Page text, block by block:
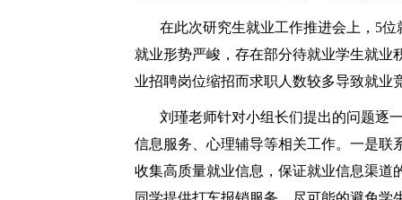
在此次研究生就业工作推进会上， 5位
就业形势严峻，存在部分待就业学生就
业招聘岗位缩招而求职人数较多导致就业
刘瑾老师针对小组长们提出的问题逐
信息服务、心理辅导等相关工作。一是联
收集高质量就业信息，保证就业信息渠道